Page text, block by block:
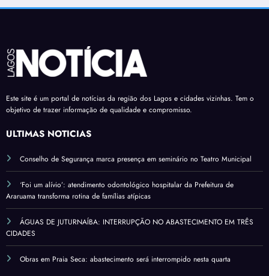
Este site é um portal de notícias da região dos Lagos e cidades vizinhas. Tem o
objetivo de trazer informação de qualidade e compromisso.
ÚLTIMAS NOTÍCIAS
Conselho de Segurança marca presença em seminário no Teatro Municipal
‘Foi um alívio’: atendimento odontológico hospitalar da Prefeitura de
Araruama transforma rotina de famílias atípicas
ÁGUAS DE JUTURNAÍBA: INTERRUPÇÃO NO ABASTECIMENTO EM TRÊS
CIDADES
Obras em Praia Seca: abastecimento será interrompido nesta quarta